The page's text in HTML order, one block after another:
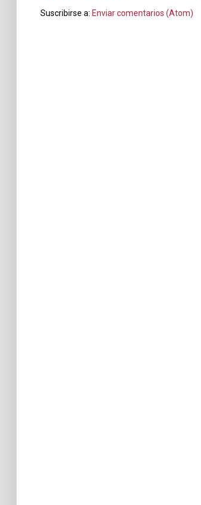
Suscribirse a: Enviar comentarios (Atom)